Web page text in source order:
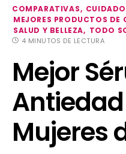
COMPARATIVAS
MEJORES PRODUCTOS DE
SALUD Y BELLEZA
TODO
4 MINUTOS DE LECTURA
Mejor
Mujeres